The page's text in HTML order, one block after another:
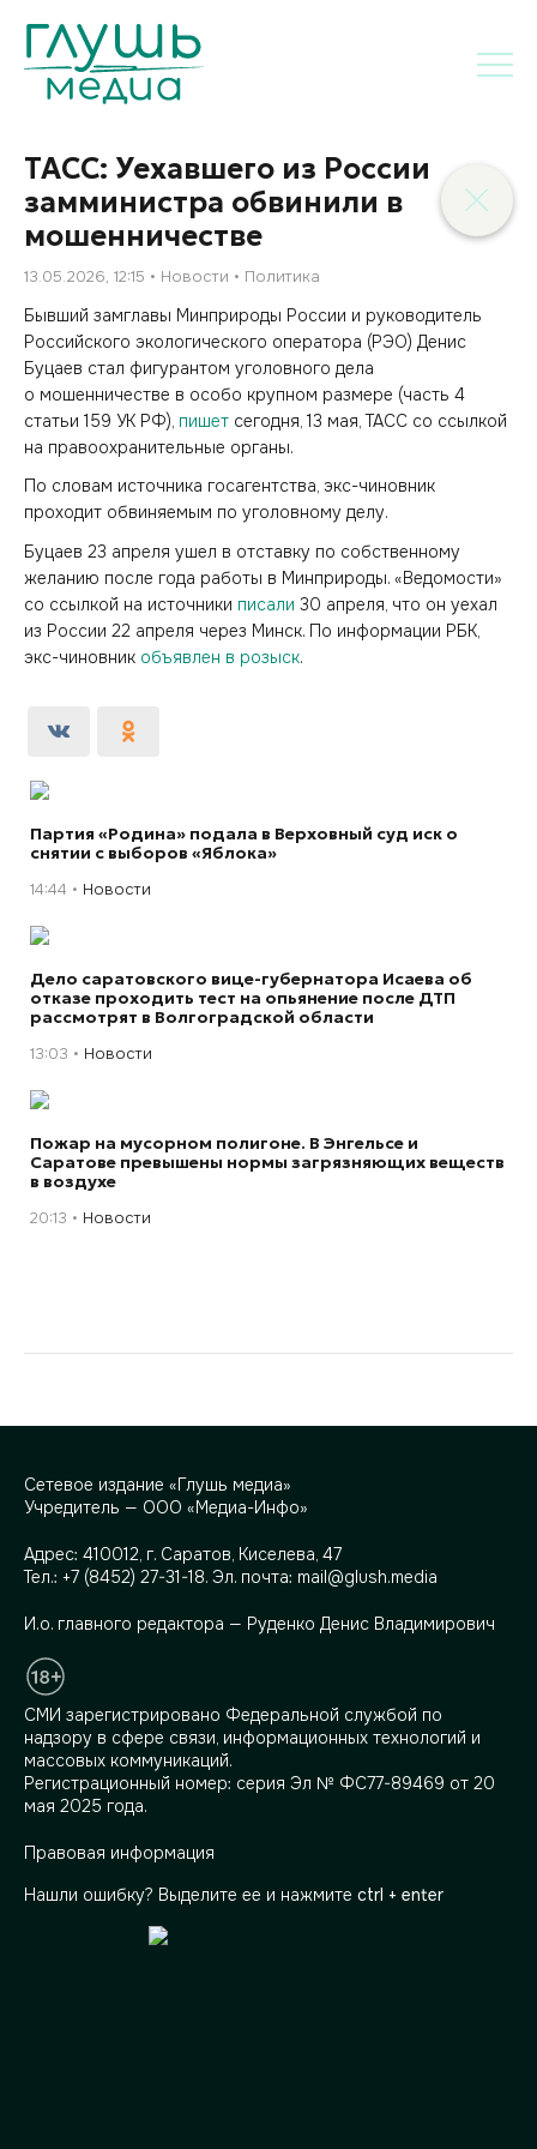
ТАСС: Уехавшего из России
замминистра обвинили в
мошенничестве
13.05.2026, 12:15 Новости Политика
Бывший замглавы Минприроды России и руководитель
Российского экологического оператора (РЭО) Денис
Буцаев стал фигурантом уголовного дела
о мошенничестве в особо крупном размере (часть 4
статьи 159 УК РФ), пишет сегодня, 13 мая, ТАСС со ссылкой
на правоохранительные органы.
По словам источника госагентства, экс-чиновник
проходит обвиняемым по уголовному делу.
Буцаев 23 апреля ушел в отставку по собственному
желанию после года работы в Минприроды. «Ведомости»
со ссылкой на источники писали 30 апреля, что он уехал
из России 22 апреля через Минск. По информации РБК,
экс-чиновник объявлен в розыск.
Партия «Родина» подала в Верховный суд иск о
снятии с выборов «Яблока»
14:44 Новости
Дело саратовского вице-губернатора Исаева об
отказе проходить тест на опьянение после ДТП
рассмотрят в Волгоградской области
13:03 Новости
Пожар на мусорном полигоне. В Энгельсе и
Саратове превышены нормы загрязняющих веществ
в воздухе
20:13 Новости
Сетевое издание «Глушь медиа»
Учредитель — ООО «Медиа-Инфо»
Адрес: 410012, г. Саратов, Киселева, 47
Тел.: +7 (8452) 27-31-18. Эл. почта: mail@glush.media
И.о. главного редактора — Руденко Денис Владимирович
СМИ зарегистрировано Федеральной службой по
надзору в сфере связи, информационных технологий и
массовых коммуникаций.
Регистрационный номер: серия Эл № ФС77-89469 от 20
мая 2025 года.
Правовая информация
Нашли ошибку? Выделите ее и нажмите ctrl + enter